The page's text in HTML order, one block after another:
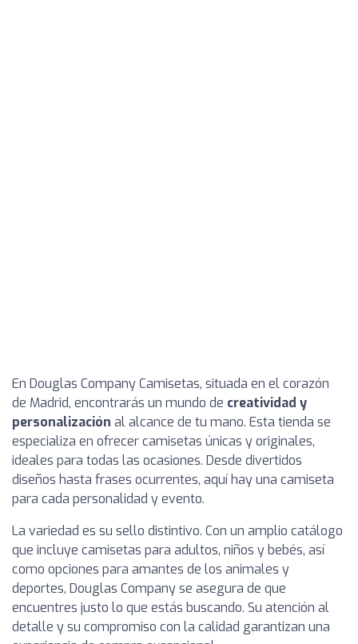
En Douglas Company Camisetas, situada en el corazón
de Madrid, encontrarás un mundo de creatividad y
personalización al alcance de tu mano. Esta tienda se
especializa en ofrecer camisetas únicas y originales,
ideales para todas las ocasiones. Desde divertidos
diseños hasta frases ocurrentes, aquí hay una camiseta
para cada personalidad y evento.
La variedad es su sello distintivo. Con un amplio catálogo
que incluye camisetas para adultos, niños y bebés, así
como opciones para amantes de los animales y
deportes, Douglas Company se asegura de que
encuentres justo lo que estás buscando. Su atención al
detalle y su compromiso con la calidad garantizan una